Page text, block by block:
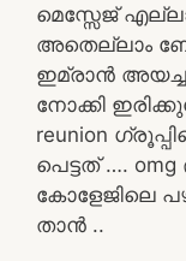
മെസ്സേജ്
അതെല്ലാം
ഇമ്രാൻ
നോക്കി
reunion
പെട്ടത് ….
കോളേജിലെ
താൻ ..